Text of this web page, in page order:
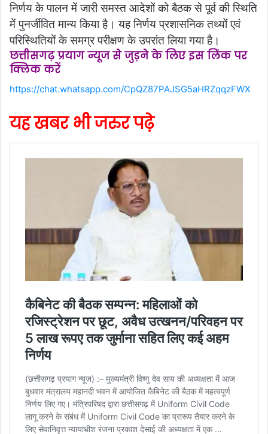
निर्णय के पालन में जारी समस्त आदेशों को बैठक से पूर्व की स्थिति
में पुनर्जीवित मान्य किया है। यह निर्णय प्रशासनिक तथ्यों एवं
परिस्थितियों के समग्र परीक्षण के उपरांत लिया गया है।
छत्तीसगढ़ प्रयाग न्यूज से जुड़ने के लिए इस लिंक पर
क्लिक करें
https://chat.whatsapp.com/CpQZ87PAJSG5aHRZqqzFWX
यह खबर भी जरुर पढ़े